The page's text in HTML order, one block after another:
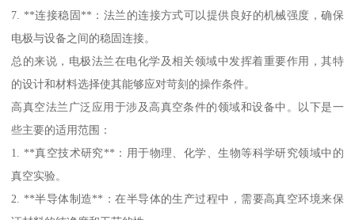
7. **连接稳固**：法兰的连接方式可以提供良好的机械强度，确保
电极与设备之间的稳固连接。
总的来说，电极法兰在电化学及相关领域中发挥着重要作用，其特
的设计和材料选择使其能够应对苛刻的操作条件。
高真空法兰广泛应用于涉及高真空条件的领域和设备中。以下是一
些主要的适用范围：
1. **真空技术研究**：用于物理、化学、生物等科学研究领域中的
真空实验。
2. **半导体制造**：在半导体的生产过程中，需要高真空环境来保